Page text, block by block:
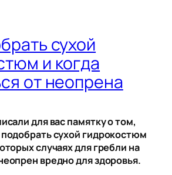
сухой
и когда
от неопрена
для вас памятку о том,
сухой гидрокостюм
случаях для гребли на
вредно для здоровья.